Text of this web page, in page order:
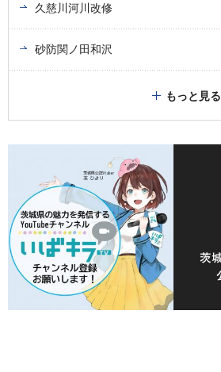
久慈川河川改修
砂防関ノ田和沢
もっと見る